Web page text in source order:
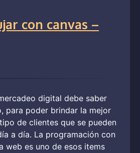
con canvas –
digital debe saber
para poder brindar la mejor
de clientes que se pueden
a día. La programación con
web es uno de esos items